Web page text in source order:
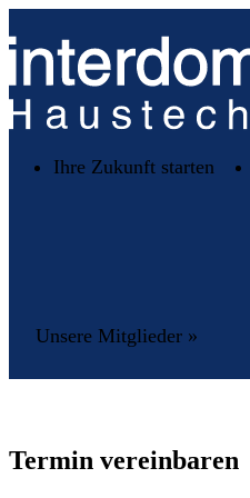
Ihre Zukunft starten
Unsere Mitglieder »
Termin vereinbaren